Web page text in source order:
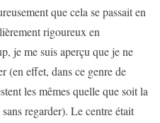
que cela se passait en
rigoureux en
je me suis aperçu que je ne
(en effet, dans ce genre de
les mêmes quelle que soit la
regarder). Le centre était